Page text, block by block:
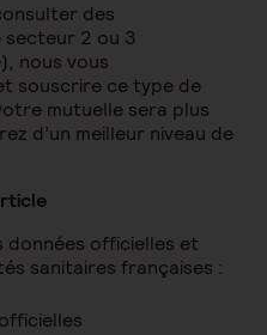
des
secteur 2 ou 3
nous vous
souscrire ce type de
mutuelle sera plus
d’un meilleur niveau de
données officielles et
sanitaires françaises :